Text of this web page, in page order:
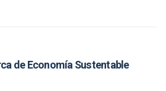
de Economía Sustentable